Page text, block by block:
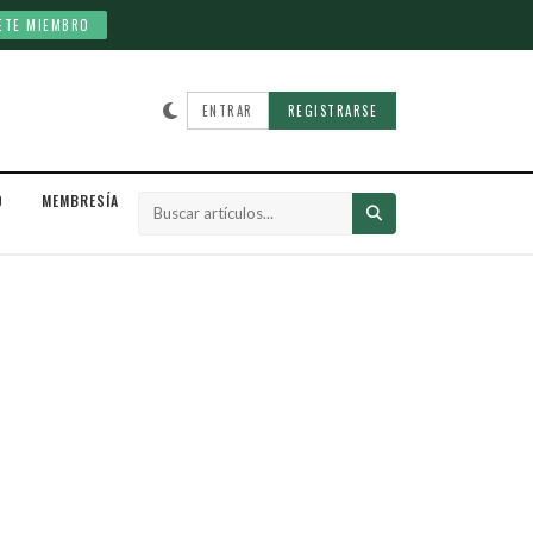
MIEMBRO
ENTRAR REGISTRARSE
MEMBRESÍA